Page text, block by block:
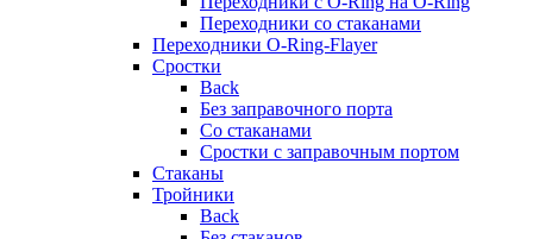
Переходники со стаканами
Переходники O-Ring-Flayer
Сростки
Back
Без заправочного порта
Со стаканами
Сростки с заправочным портом
Стаканы
Тройники
Back